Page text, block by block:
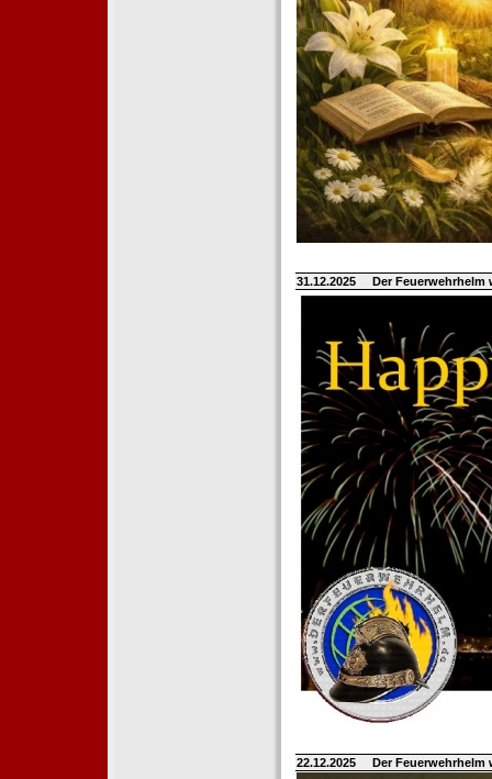
31.12.2025 Der
22.12.2025 Der